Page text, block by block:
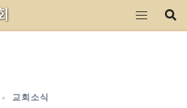
교회소식